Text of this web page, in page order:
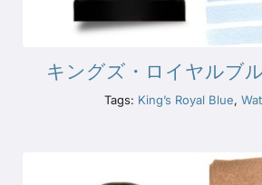
キングズ・ロイヤルブ
Tags: King’s Royal Blue,